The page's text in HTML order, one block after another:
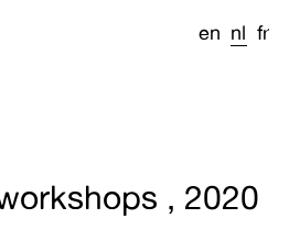
en nl fr
, 2020